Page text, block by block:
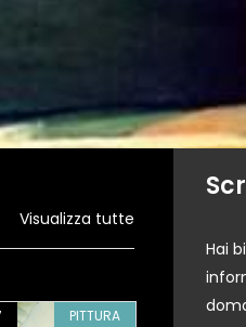
Visualizza tutte
PITTURA GA8667
Hai